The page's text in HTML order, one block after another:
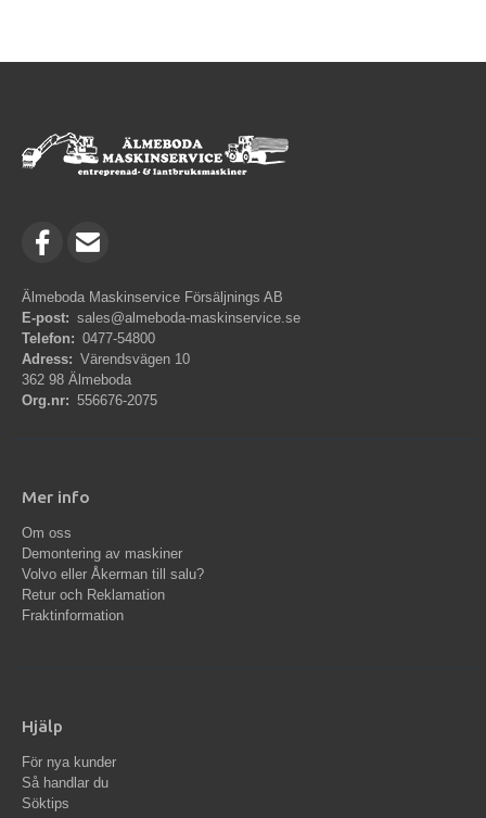
Älmeboda Maskinservice Försäljnings AB
E-post: sales@almeboda-maskinservice.se
Telefon: 0477-54800
Adress: Värendsvägen 10
362 98 Älmeboda
Org.nr: 556676-2075
Mer info
Om oss
Demontering av maskiner
Volvo eller Åkerman till salu?
Retur och Reklamation
Fraktinformation
Hjälp
För nya kunder
Så handlar du
Söktips